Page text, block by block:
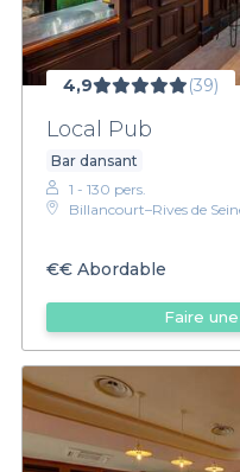
4,9 (39)
Local Pub
Bar dansant
1 - 130 pers.
Billancourt–Rives de
€€ Abordable
Faire